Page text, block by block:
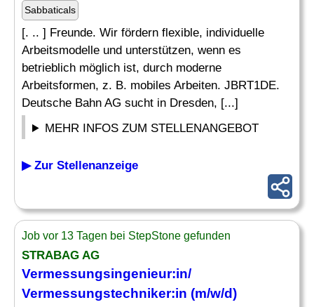
Sabbaticals
[. .. ] Freunde. Wir fördern flexible, individuelle
Arbeitsmodelle und unterstützen, wenn es
betrieblich möglich ist, durch moderne
Arbeitsformen, z. B. mobiles Arbeiten. JBRT1DE.
Deutsche Bahn AG sucht in Dresden, [...]
MEHR INFOS ZUM STELLENANGEBOT
▶ Zur Stellenanzeige
Job vor 13 Tagen bei StepStone gefunden
STRABAG AG
Vermessungsingenieur:in/
Vermessungstechniker:in (m/w/d)